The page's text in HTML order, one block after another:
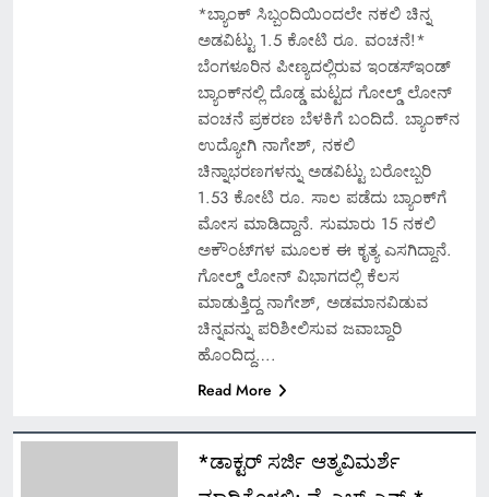
*ಬ್ಯಾಂಕ್ ಸಿಬ್ಬಂದಿಯಿಂದಲೇ ನಕಲಿ ಚಿನ್ನ
ಅಡವಿಟ್ಟು 1.5 ಕೋಟಿ ರೂ. ವಂಚನೆ!*
ಬೆಂಗಳೂರಿನ ಪೀಣ್ಯದಲ್ಲಿರುವ ಇಂಡಸ್‌ಇಂಡ್
ಬ್ಯಾಂಕ್‌ನಲ್ಲಿ ದೊಡ್ಡ ಮಟ್ಟದ ಗೋಲ್ಡ್ ಲೋನ್
ವಂಚನೆ ಪ್ರಕರಣ ಬೆಳಕಿಗೆ ಬಂದಿದೆ. ಬ್ಯಾಂಕ್‌ನ
ಉದ್ಯೋಗಿ ನಾಗೇಶ್, ನಕಲಿ
ಚಿನ್ನಾಭರಣಗಳನ್ನು ಅಡವಿಟ್ಟು ಬರೋಬ್ಬರಿ
1.53 ಕೋಟಿ ರೂ. ಸಾಲ ಪಡೆದು ಬ್ಯಾಂಕ್‌ಗೆ
ಮೋಸ ಮಾಡಿದ್ದಾನೆ. ಸುಮಾರು 15 ನಕಲಿ
ಅಕೌಂಟ್‌ಗಳ ಮೂಲಕ ಈ ಕೃತ್ಯ ಎಸಗಿದ್ದಾನೆ.
ಗೋಲ್ಡ್ ಲೋನ್ ವಿಭಾಗದಲ್ಲಿ ಕೆಲಸ
ಮಾಡುತ್ತಿದ್ದ ನಾಗೇಶ್, ಅಡಮಾನವಿಡುವ
ಚಿನ್ನವನ್ನು ಪರಿಶೀಲಿಸುವ ಜವಾಬ್ದಾರಿ
ಹೊಂದಿದ್ದ….
Read More
*ಡಾಕ್ಟರ್ ಸರ್ಜಿ ಆತ್ಮವಿಮರ್ಶೆ